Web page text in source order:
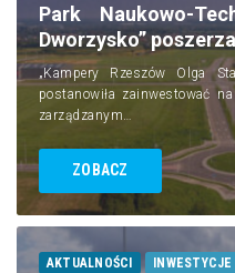
Park Naukowo-
Dworzysko”
„Kampery Rzeszów Olga
postanowiła zainwestować
zarządzanym…
ZOBACZ
AKTUALNOŚCI INWESTYCJE